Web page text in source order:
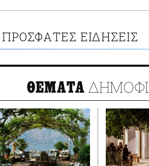
ΠΡΟΣΦΑΤΕΣ ΕΙΔΗΣΕΙΣ
ΘΕΜΑΤΑ